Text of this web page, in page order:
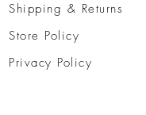
Shipping & Returns
Store Policy
Privacy Policy